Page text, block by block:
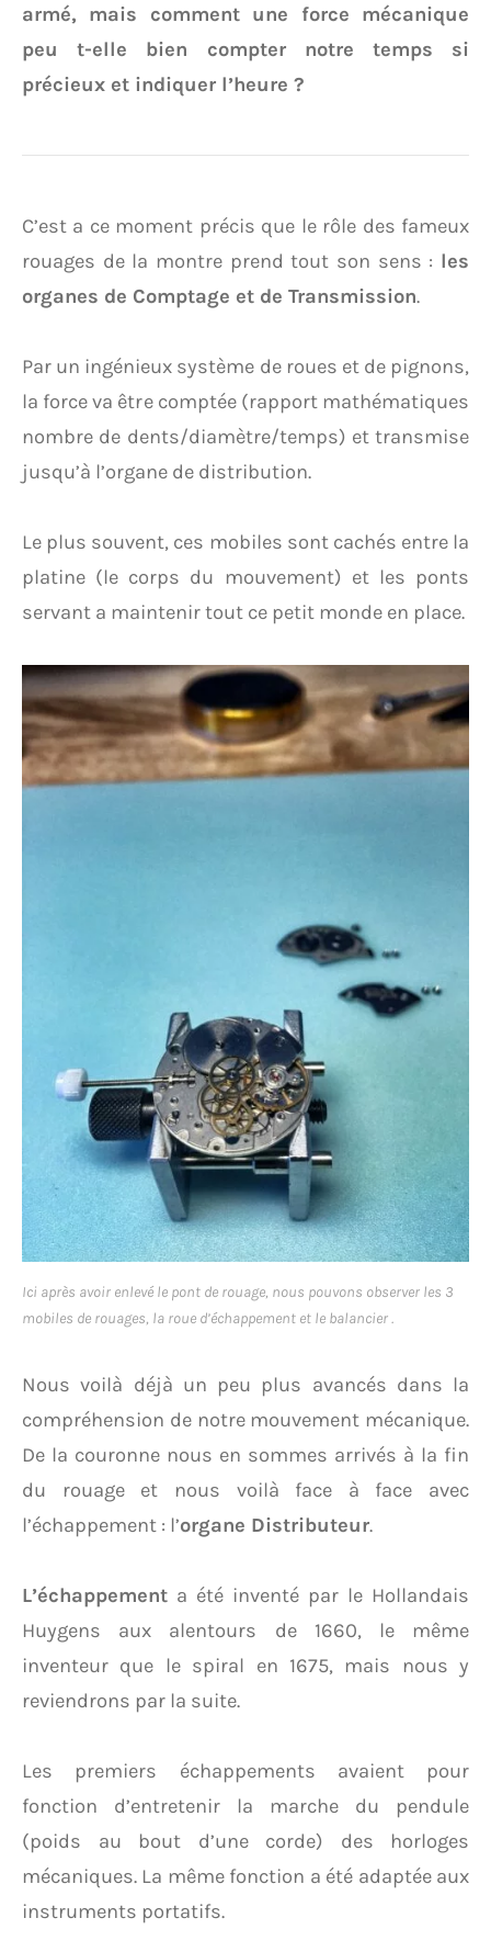
armé, mais comment une force mécanique
peu t-elle bien compter notre temps si
précieux et indiquer l’heure ?
C’est a ce moment précis que le rôle des fameux
rouages de la montre prend tout son sens : les
organes de Comptage et de Transmission.
Par un ingénieux système de roues et de pignons,
la force va être comptée (rapport mathématiques
nombre de dents/diamètre/temps) et transmise
jusqu’à l’organe de distribution.
Le plus souvent, ces mobiles sont cachés entre la
platine (le corps du mouvement) et les ponts
servant a maintenir tout ce petit monde en place.
Ici après avoir enlevé le pont de rouage, nous pouvons observer les 3
mobiles de rouages, la roue d’échappement et le balancier .
Nous voilà déjà un peu plus avancés dans la
compréhension de notre mouvement mécanique.
De la couronne nous en sommes arrivés à la fin
du rouage et nous voilà face à face avec
l’échappement : l’organe Distributeur.
L’échappement a été inventé par le Hollandais
Huygens aux alentours de 1660, le même
inventeur que le spiral en 1675, mais nous y
reviendrons par la suite.
Les premiers échappements avaient pour
fonction d’entretenir la marche du pendule
(poids au bout d’une corde) des horloges
mécaniques. La même fonction a été adaptée aux
instruments portatifs.